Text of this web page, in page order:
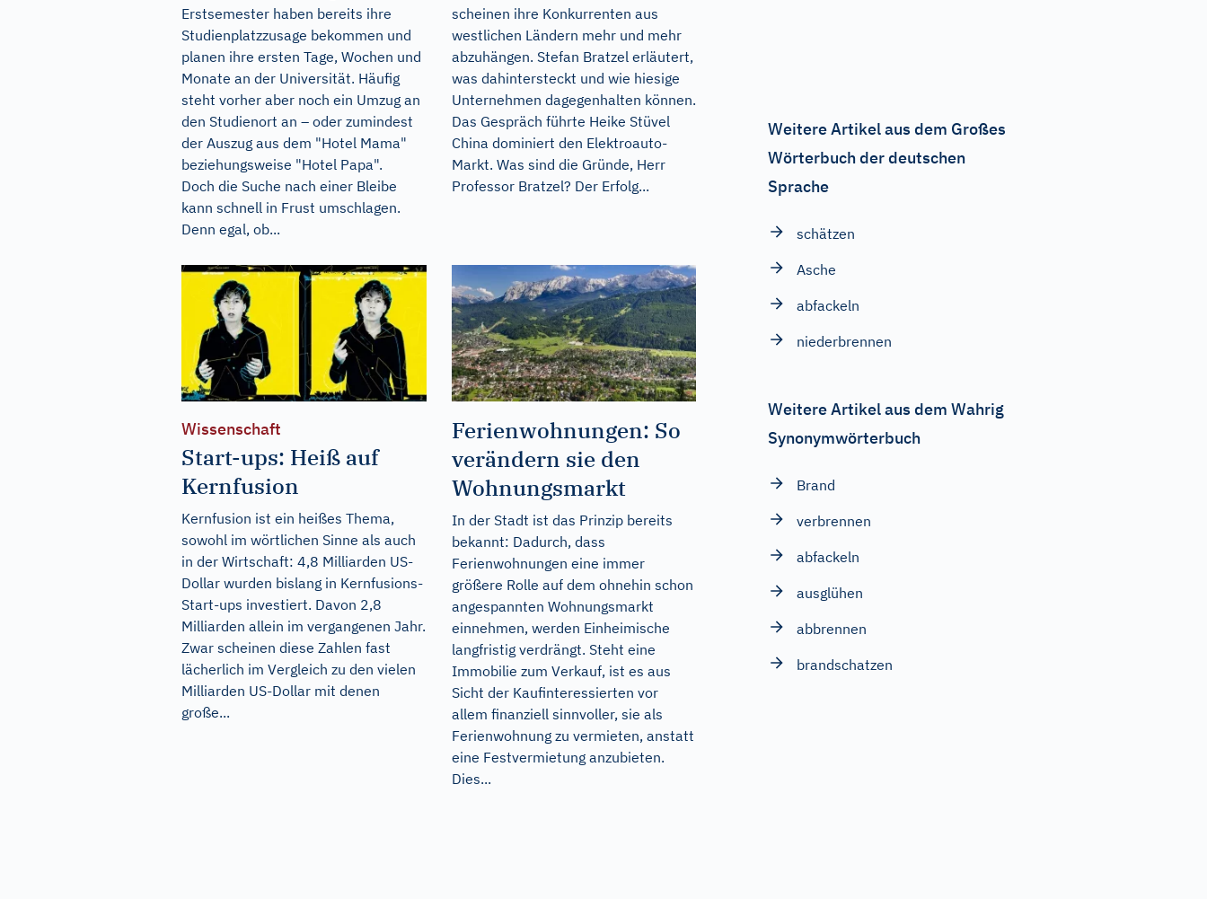
Erstsemester haben bereits ihre
Studienplatzzusage bekommen und
planen ihre ersten Tage, Wochen und
Monate an der Universität. Häufig
steht vorher aber noch ein Umzug an
den Studienort an – oder zumindest
der Auszug aus dem "Hotel Mama"
beziehungsweise "Hotel Papa".
Doch die Suche nach einer Bleibe
kann schnell in Frust umschlagen.
Denn egal, ob...
scheinen ihre Konkurrenten aus
westlichen Ländern mehr und mehr
abzuhängen. Stefan Bratzel erläutert,
was dahintersteckt und wie hiesige
Unternehmen dagegenhalten können.
Das Gespräch führte Heike Stüvel
China dominiert den Elektroauto-
Markt. Was sind die Gründe, Herr
Professor Bratzel? Der Erfolg...
Wissenschaft
Start-ups: Heiß auf
Kernfusion
Kernfusion ist ein heißes Thema,
sowohl im wörtlichen Sinne als auch
in der Wirtschaft: 4,8 Milliarden US-
Dollar wurden bislang in Kernfusions-
Start-ups investiert. Davon 2,8
Milliarden allein im vergangenen Jahr.
Zwar scheinen diese Zahlen fast
lächerlich im Vergleich zu den vielen
Milliarden US-Dollar mit denen
große...
Ferienwohnungen: So
verändern sie den
Wohnungsmarkt
In der Stadt ist das Prinzip bereits
bekannt: Dadurch, dass
Ferienwohnungen eine immer
größere Rolle auf dem ohnehin schon
angespannten Wohnungsmarkt
einnehmen, werden Einheimische
langfristig verdrängt. Steht eine
Immobilie zum Verkauf, ist es aus
Sicht der Kaufinteressierten vor
allem finanziell sinnvoller, sie als
Ferienwohnung zu vermieten, anstatt
eine Festvermietung anzubieten.
Dies...
Weitere Artikel aus dem Großes
Wörterbuch der deutschen
Sprache
schätzen
Asche
abfackeln
niederbrennen
Weitere Artikel aus dem Wahrig
Synonymwörterbuch
Brand
verbrennen
abfackeln
ausglühen
abbrennen
brandschatzen